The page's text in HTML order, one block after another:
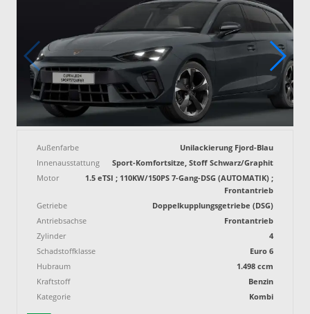
Außenfarbe
Unilackierung Fjord-Blau
Innenausstattung
Sport-Komfortsitze, Stoff Schwarz/Graphit
Motor
1.5 eTSI ; 110KW/150PS 7-Gang-DSG (AUTOMATIK) ;
Frontantrieb
Getriebe
Doppelkupplungsgetriebe (DSG)
Antriebsachse
Frontantrieb
Zylinder
4
Schadstoffklasse
Euro 6
Hubraum
1.498 ccm
Kraftstoff
Benzin
Kategorie
Kombi